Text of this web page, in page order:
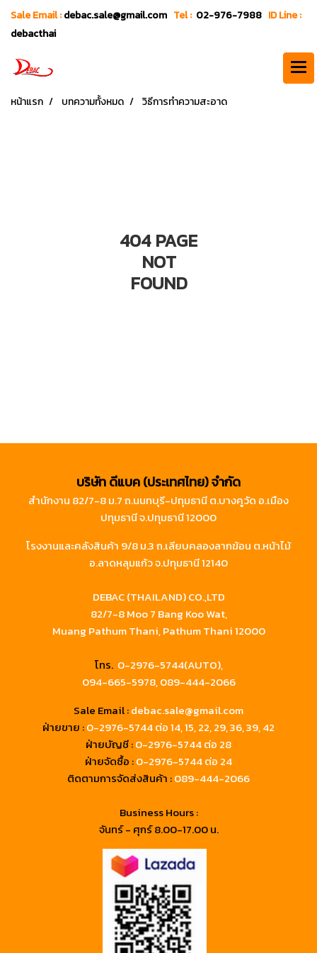
Sale Email :debac.sale@gmail.com Tel : 02-976-7988 ID Line :
debacthai
หน้าแรก บทความทั้งหมด วิธีการทำความสะอาด
404 PAGE
NOT
FOUND
บริษัท ดีแบค (ประเทศไทย) จำกัด
สำนักงาน 82/7-8 ม.7 ถ.นนทบุรี-ปทุมธานี ต.บางคูวัด อ.เมือง
ปทุมธานี จ.ปทุมธานี 12000
โรงงานและคลังสินค้า 9/8 ม.3 ถ.เลียบคลองลากฆ้อน ต.หน้าไม้
อ.ลาดหลุมแก้ว จ.ปทุมธานี 12140
DEBAC (THAILAND) CO.,LTD
82/7-8 Moo 7 Bang Koo Wat,
Muang Pathum Thani, Pathum Thani 12000
โทร. 0-2976-5744(AUTO),
094-665-5978,089-444-2066
Sale Email :debac.sale@gmail.com
ฝ่ายขาย :0-2976-5744ต่อ 14, 15, 22, 29, 36, 39, 42
ฝ่ายบัญชี :0-2976-5744 ต่อ 28
ฝ่ายจัดซื้อ :0-2976-5744 ต่อ 24
ติดตามการจัดส่งสินค้า :089-444-2066
Business Hours :
จันทร์ - ศุกร์ 8.00-17.00 น.